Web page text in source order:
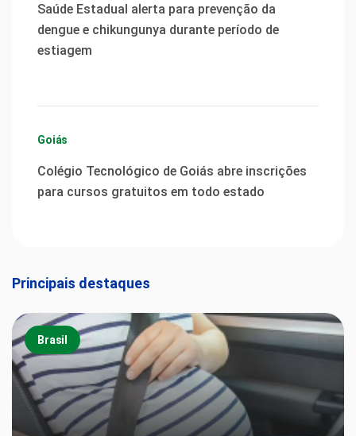
Saúde Estadual alerta para prevenção da
dengue e chikungunya durante período de
estiagem
Goiás
Colégio Tecnológico de Goiás abre inscrições
para cursos gratuitos em todo estado
Principais destaques
Brasil